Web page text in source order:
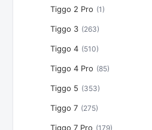
Tiggo 2 Pro (1)
Tiggo 3 (263)
Tiggo 4 (510)
Tiggo 4 Pro (85)
Tiggo 5 (353)
Tiggo 7 (275)
Tiggo 7 Pro (179)